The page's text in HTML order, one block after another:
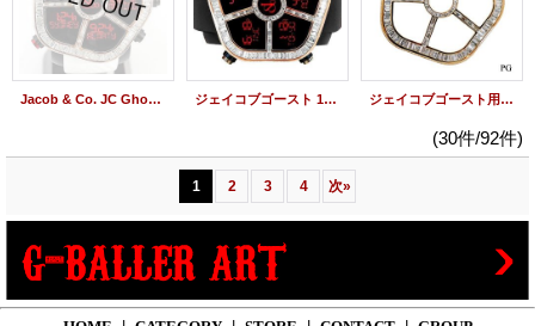
Jacob & Co. JC Ghost Baguette Diamond 18KPG JC-GST-CBNWH White Rubber ジェイコブゴースト 18KPG バゲットダイヤベゼル JACOB&Co.時計 ジェイコブゴースト用 18K バゲットダイヤモンドベゼル JACOB&CO時計
(30件/92件)
1 2 3 4 次»